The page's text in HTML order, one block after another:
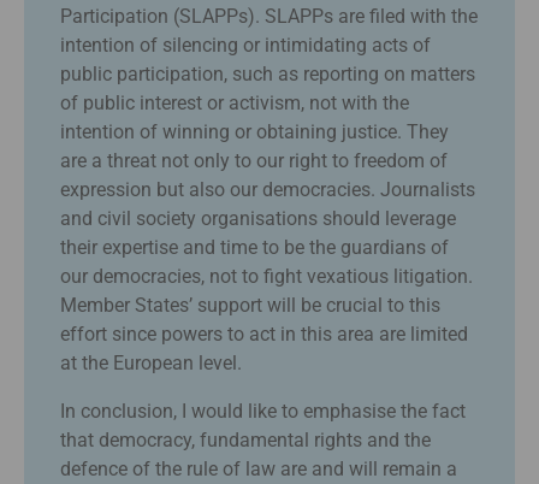
Participation (SLAPPs). SLAPPs are filed with the
intention of silencing or intimidating acts of
public participation, such as reporting on matters
of public interest or activism, not with the
intention of winning or obtaining justice. They
are a threat not only to our right to freedom of
expression but also our democracies. Journalists
and civil society organisations should leverage
their expertise and time to be the guardians of
our democracies, not to fight vexatious litigation.
Member States’ support will be crucial to this
effort since powers to act in this area are limited
at the European level.
In conclusion, I would like to emphasise the fact
that democracy, fundamental rights and the
defence of the rule of law are and will remain a